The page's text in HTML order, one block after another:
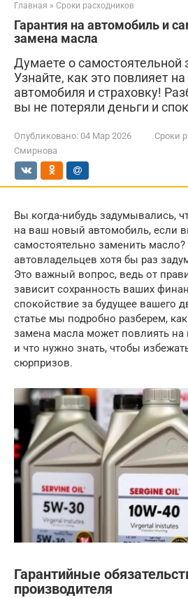
Главная » Сроки расходников
Гарантия на автомобиль и
замена масла
Думаете о самостоятельной
Узнайте, как это повлияет
автомобиля и страховку!
вы не потеряли деньги и
Опубликовано: 04 Мар 2026 Сроки
Смирнова
Вы когда-нибудь задумывались,
на ваш новый автомобиль, если
самостоятельно заменить масло?
автовладельцев хотя бы раз
Это важный вопрос, ведь от
зависит сохранность ваших
спокойствие за будущее вашего
статье мы подробно разберем,
замена масла может повлиять на
и что нужно знать, чтобы
сюрпризов.
Гарантийные
производителя